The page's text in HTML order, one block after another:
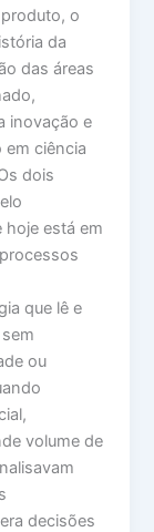
o
da
das áreas
inovação e
ciência
dois
hoje está em
que lê e
ou
volume de
decisões